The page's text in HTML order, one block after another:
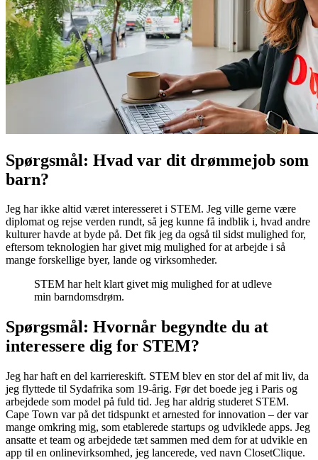
Spørgsmål: Hvad var dit drømmejob som
barn?
Jeg har ikke altid været interesseret i STEM. Jeg ville gerne være
diplomat og rejse verden rundt, så jeg kunne få indblik i, hvad andre
kulturer havde at byde på. Det fik jeg da også til sidst mulighed for,
eftersom teknologien har givet mig mulighed for at arbejde i så
mange forskellige byer, lande og virksomheder.
STEM har helt klart givet mig mulighed for at udleve
min barndomsdrøm.
Spørgsmål: Hvornår begyndte du at
interessere dig for STEM?
Jeg har haft en del karriereskift. STEM blev en stor del af mit liv, da
jeg flyttede til Sydafrika som 19-årig. Før det boede jeg i Paris og
arbejdede som model på fuld tid. Jeg har aldrig studeret STEM.
Cape Town var på det tidspunkt et arnested for innovation – der var
mange omkring mig, som etablerede startups og udviklede apps. Jeg
ansatte et team og arbejdede tæt sammen med dem for at udvikle en
app til en onlinevirksomhed, jeg lancerede, ved navn ClosetClique.